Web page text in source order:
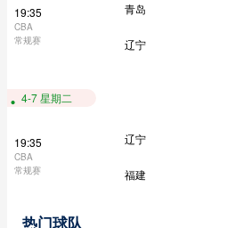
19:35
CBA
常规赛
青岛
辽宁
4-7 星期二
19:35
CBA
常规赛
辽宁
福建
热门球队